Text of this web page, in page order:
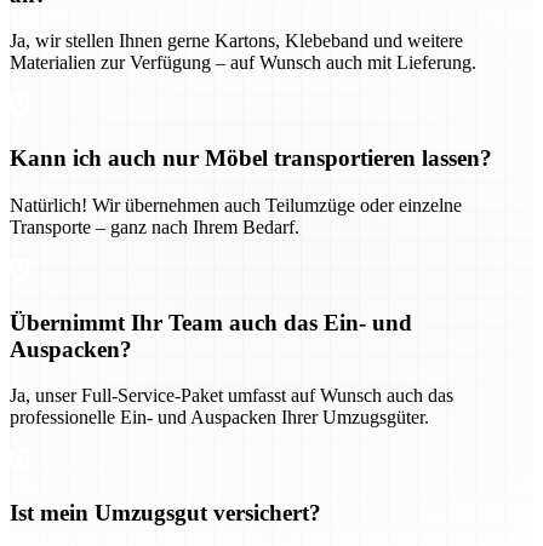
Ja, wir stellen Ihnen gerne Kartons, Klebeband und weitere
Materialien zur Verfügung – auf Wunsch auch mit Lieferung.
Kann ich auch nur Möbel transportieren lassen?
Natürlich! Wir übernehmen auch Teilumzüge oder einzelne
Transporte – ganz nach Ihrem Bedarf.
Übernimmt Ihr Team auch das Ein- und
Auspacken?
Ja, unser Full-Service-Paket umfasst auf Wunsch auch das
professionelle Ein- und Auspacken Ihrer Umzugsgüter.
Ist mein Umzugsgut versichert?